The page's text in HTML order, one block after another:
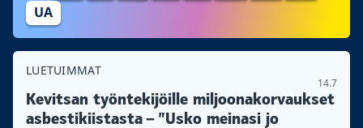
UA
LUETUIMMAT
14.7
Kevitsan työntekijöille miljoonakorvaukset
asbestikiistasta – ”Usko meinasi jo